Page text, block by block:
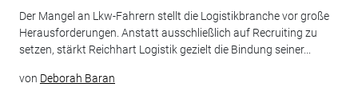
Der Mangel an Lkw-Fahrern stellt die Logistikbranche vor große
Herausforderungen. Anstatt ausschließlich auf Recruiting zu
setzen, stärkt Reichhart Logistik gezielt die Bindung seiner...
von Deborah Baran